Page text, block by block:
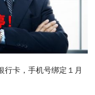
行卡，手机号绑定１月